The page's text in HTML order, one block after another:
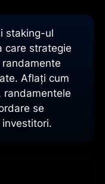
staking-ul
care strategie
Aflați cum
randamentele
se